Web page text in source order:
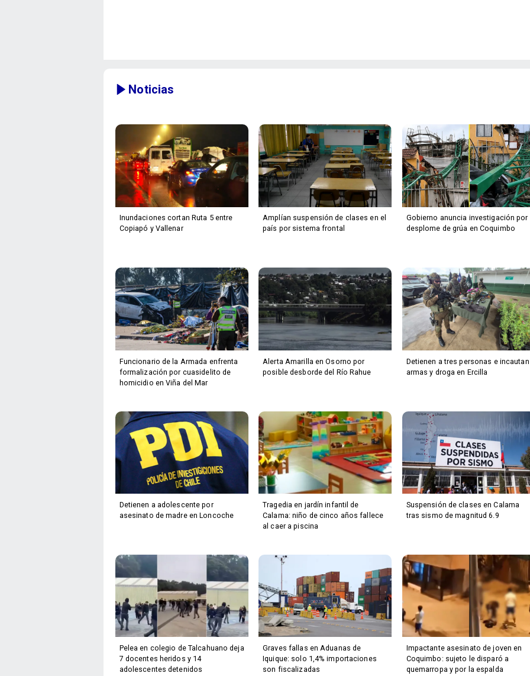
Noticias
Inundaciones cortan Ruta 5 entre
Copiapó y Vallenar
Amplían suspensión de clases en el
país por sistema frontal
Gobierno anuncia investigación por
desplome de grúa en Coquimbo
Funcionario de la Armada enfrenta
formalización por cuasidelito de
homicidio en Viña del Mar
Alerta Amarilla en Osorno por
posible desborde del Río Rahue
Detienen a tres personas e incautan
armas y droga en Ercilla
Detienen a adolescente por
asesinato de madre en Loncoche
Tragedia en jardín infantil de
Calama: niño de cinco años fallece
al caer a piscina
Suspensión de clases en Calama
tras sismo de magnitud 6.9
Pelea en colegio de Talcahuano deja
7 docentes heridos y 14
adolescentes detenidos
Graves fallas en Aduanas de
Iquique: solo 1,4% importaciones
son fiscalizadas
Impactante asesinato de joven en
Coquimbo: sujeto le disparó a
quemarropa y por la espalda